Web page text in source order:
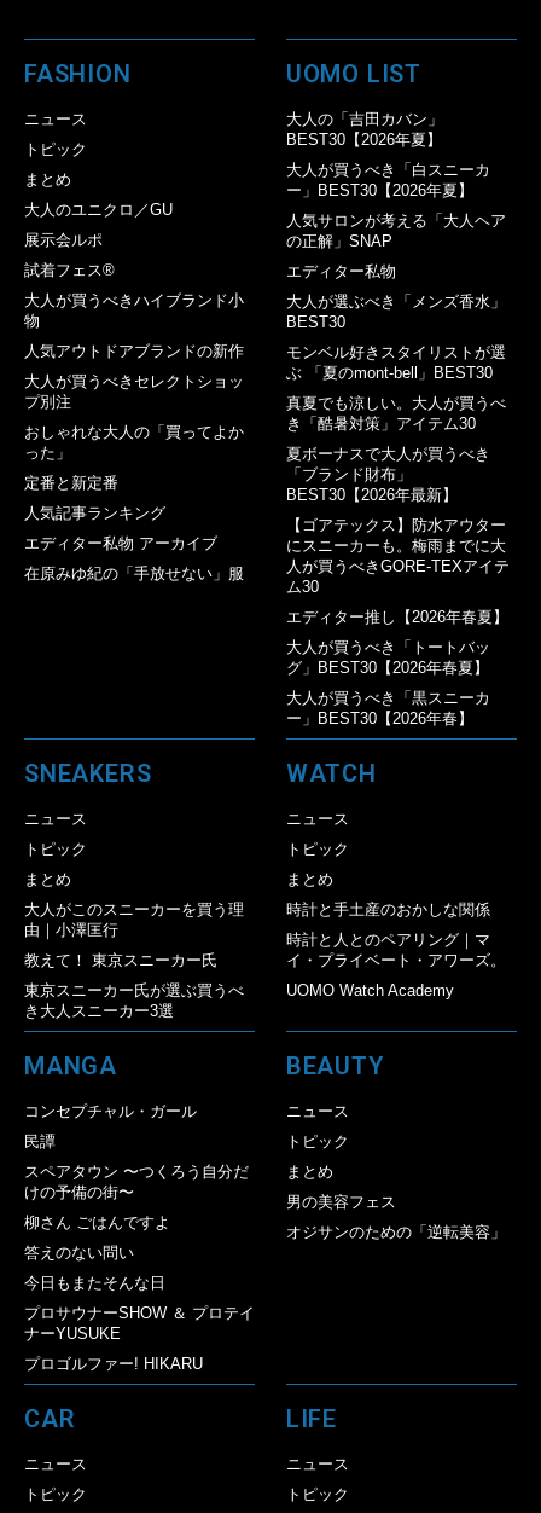
FASHION
ニュース
トピック
まとめ
大人のユニクロ／GU
展示会ルポ
試着フェス®︎
大人が買うべきハイブランド小
物
人気アウトドアブランドの新作
大人が買うべきセレクトショッ
プ別注
おしゃれな大人の「買ってよか
った」
定番と新定番
人気記事ランキング
エディター私物 アーカイブ
在原みゆ紀の「手放せない」服
UOMO LIST
大人の「吉田カバン」
BEST30【2026年夏】
大人が買うべき「白スニーカ
ー」BEST30【2026年夏】
人気サロンが考える「大人ヘア
の正解」SNAP
エディター私物
大人が選ぶべき「メンズ香水」
BEST30
モンベル好きスタイリストが選
ぶ 「夏のmont-bell」BEST30
真夏でも涼しい。大人が買うべ
き「酷暑対策」アイテム30
夏ボーナスで大人が買うべき
「ブランド財布」
BEST30【2026年最新】
【ゴアテックス】防水アウター
にスニーカーも。梅雨までに大
人が買うべきGORE-TEXアイテ
ム30
エディター推し【2026年春夏】
大人が買うべき「トートバッ
グ」BEST30【2026年春夏】
大人が買うべき「黒スニーカ
ー」BEST30【2026年春】
SNEAKERS
ニュース
トピック
まとめ
大人がこのスニーカーを買う理
由｜小澤匡行
教えて！ 東京スニーカー氏
東京スニーカー氏が選ぶ買うべ
き大人スニーカー3選
WATCH
ニュース
トピック
まとめ
時計と手土産のおかしな関係
時計と人とのペアリング｜マ
イ・プライベート・アワーズ。
UOMO Watch Academy
MANGA
コンセプチャル・ガール
民譚
スペアタウン 〜つくろう自分だ
けの予備の街〜
柳さん ごはんですよ
答えのない問い
今日もまたそんな日
プロサウナーSHOW ＆ プロテイ
ナーYUSUKE
プロゴルファー! HIKARU
BEAUTY
ニュース
トピック
まとめ
男の美容フェス
オジサンのための「逆転美容」
CAR
ニュース
トピック
LIFE
ニュース
トピック